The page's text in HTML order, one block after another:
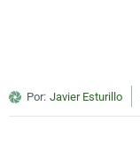
Por: Javier Esturillo